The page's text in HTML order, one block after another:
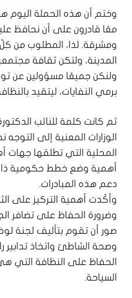
وختم أن هذه الحملة اليوم
معًا قادرون على أن نحافظ
ومشرقة. لذا، المطلوب من
المدينة، ولتكن ثقافة
ولنكن جميعًا مسؤولين عن
برمي النفايات، ليتقيد
ثم كانت كلمة للنائب
الوزارات المعنية إلى التوجه
المحلية التي تطلقها جهات
أهمية وضع خطط حكومية
دعم هذه المبادرات.
وأكّدت أهمية التركيز على
وضرورة الحفاظ على تضافر
صور أن تقوم بتأليف لجنة
وصحة الشاطئ واتخاذ تدابير
الحفاظ على النظافة
السياحة.